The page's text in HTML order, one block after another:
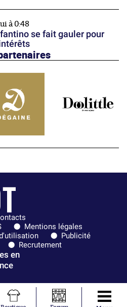
à 0:48
se fait gauler pour
Mentions légales
Publicité
Recrutement
en